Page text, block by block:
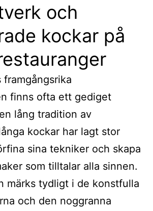
och
kockar på
framgångsrika
finns ofta ett gediget
lång tradition av
kockar har lagt stor
sina tekniker och skapa
som tilltalar alla sinnen.
märks tydligt i de konstfulla
och den noggranna